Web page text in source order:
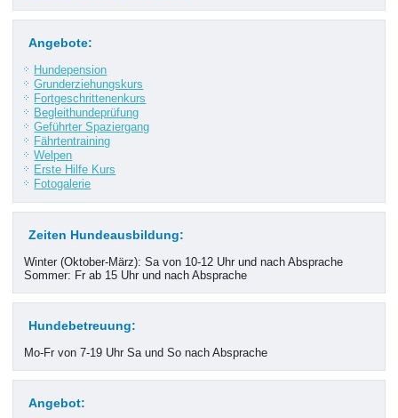
Angebote:
Hundepension
Grunderziehungskurs
Fortgeschrittenenkurs
Begleithundeprüfung
Geführter Spaziergang
Fährtentraining
Welpen
Erste Hilfe Kurs
Fotogalerie
Zeiten Hundeausbildung:
Winter (Oktober-März): Sa von 10-12 Uhr und nach Absprache
Sommer: Fr ab 15 Uhr und nach Absprache
Hundebetreuung:
Mo-Fr von 7-19 Uhr Sa und So nach Absprache
Angebot: